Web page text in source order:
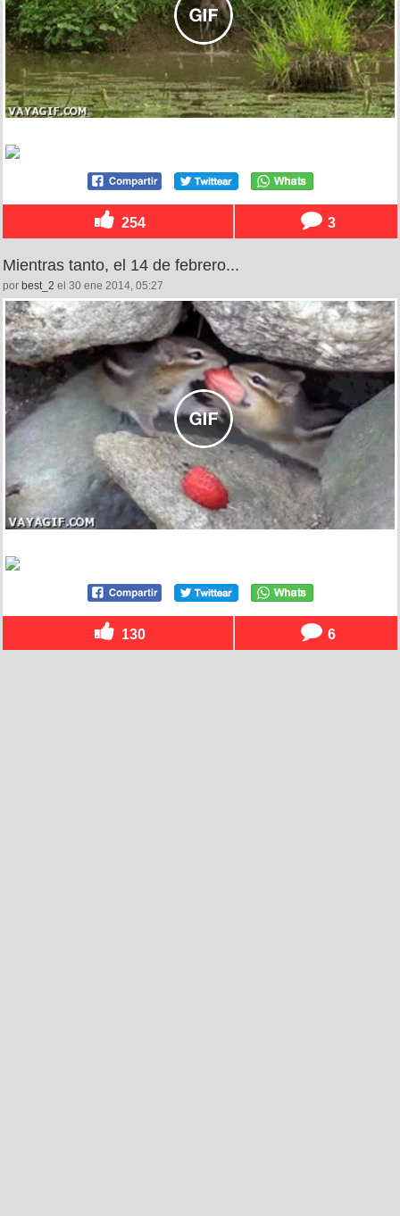
254 3
Mientras tanto, el 14 de febrero...
por best_2 el 30 ene 2014, 05:27
130 6